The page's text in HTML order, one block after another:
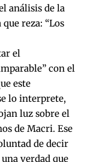
análisis de la
reza: “Los
el
con el
este
lo interprete,
luz sobre el
de Macri. Ese
de decir
verdad que